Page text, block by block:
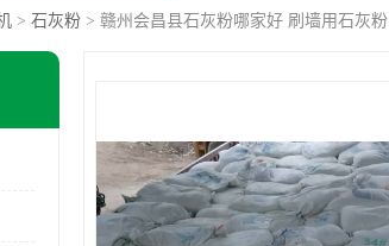
> 石灰粉 > 赣州会昌县石灰粉哪家好 刷墙用石灰粉